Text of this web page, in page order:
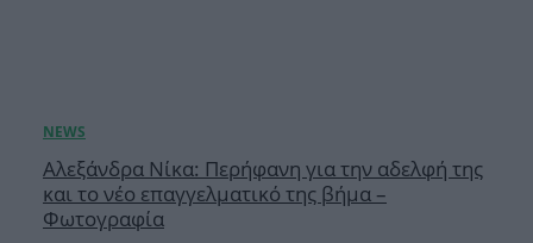
Αλεξάνδρα Νίκα: Περήφανη για την αδελφή της
και το νέο επαγγελματικό της βήμα –
Φωτογραφία